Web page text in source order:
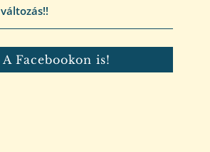
változás!!
A Facebookon is!